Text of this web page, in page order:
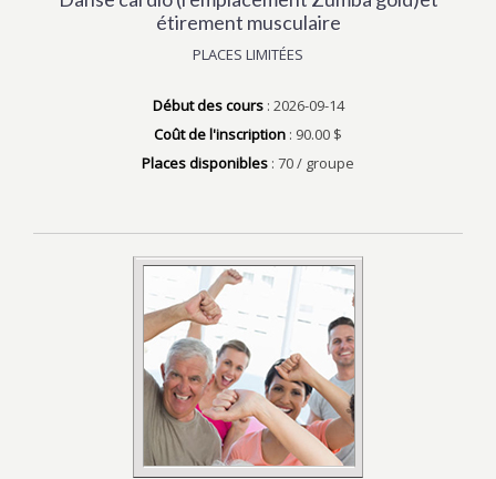
étirement musculaire
PLACES LIMITÉES
Début des cours: 2026-09-14
Coût de l'inscription : 90.00 $
Places disponibles : 70 / groupe